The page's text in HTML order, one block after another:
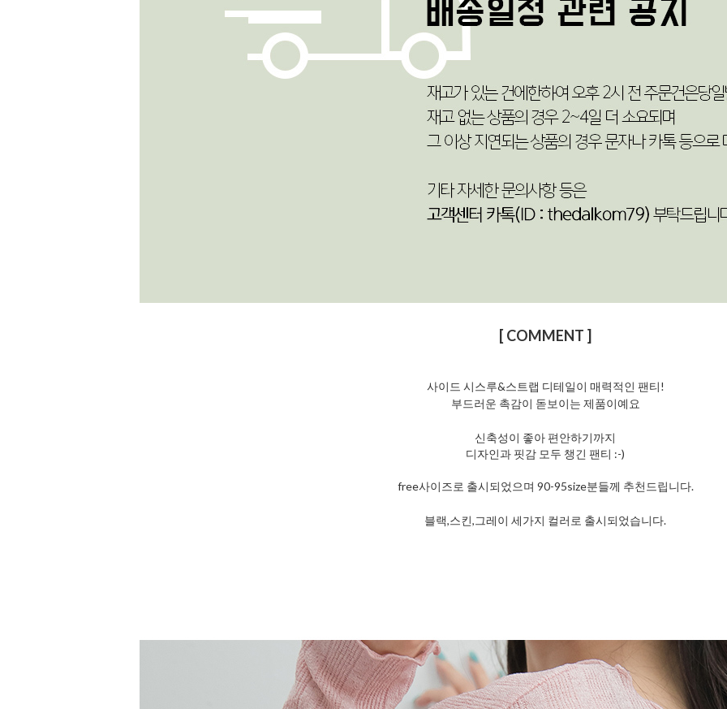
[ COMMENT ]
사이드 시스루&스트랩 디테일이 매력적인 팬티!
부드러운 촉감이 돋보이는 제품이예요
신축성이 좋아 편안하기까지
디자인과 핏감 모두 챙긴 팬티 :-)
free사이즈로 출시되었으며 90-95size분들께 추천드립니다.
블랙,스킨,그레이 세가지 컬러로 출시되었습니다.